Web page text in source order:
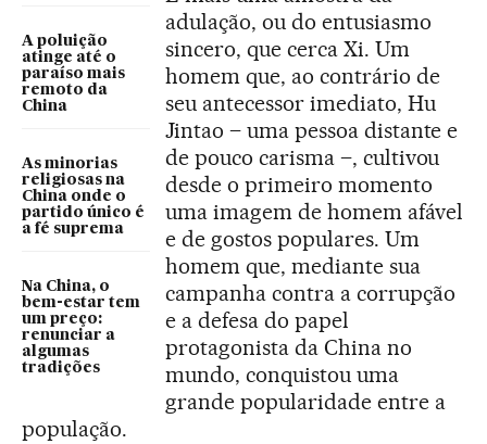
A poluição
atinge até o
paraíso mais
remoto da
China
As minorias
religiosas na
China onde o
partido único é
a fé suprema
Na China, o
bem-estar tem
um preço:
renunciar a
algumas
tradições
adulação, ou do entusiasmo
sincero, que cerca Xi. Um
homem que, ao contrário de
seu antecessor imediato, Hu
Jintao – uma pessoa distante e
de pouco carisma –, cultivou
desde o primeiro momento
uma imagem de homem afável
e de gostos populares. Um
homem que, mediante sua
campanha contra a corrupção
e a defesa do papel
protagonista da China no
mundo, conquistou uma
grande popularidade entre a
população.